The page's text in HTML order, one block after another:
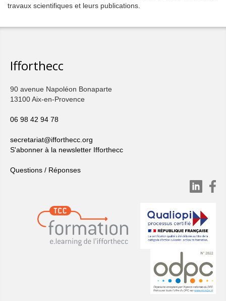
travaux scientifiques et leurs publications.
Ifforthecc
90 avenue Napoléon Bonaparte
13100 Aix-en-Provence
06 98 42 94 78
secretariat@ifforthecc.org
S'abonner à la newsletter Ifforthecc
Questions / Réponses